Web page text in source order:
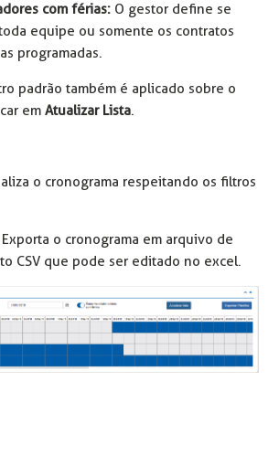
com férias: O gestor define se
equipe ou somente os contratos
programadas.
padrão também é aplicado sobre o
emAtualizar Lista.
o cronograma respeitando os filtros
Exporta o cronograma em arquivo de
CSV que pode ser editado no excel.